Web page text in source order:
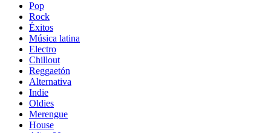
Pop
Rock
Éxitos
Música latina
Electro
Chillout
Reggaetón
Alternativa
Indie
Oldies
Merengue
House